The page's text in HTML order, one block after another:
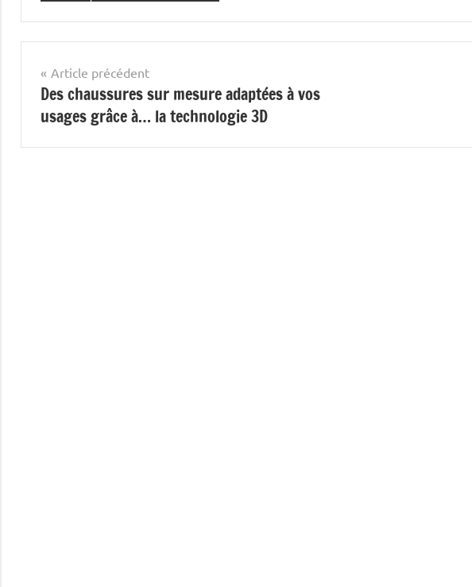
Navigation
de
l’article
Article précédent
Des chaussures sur mesure adaptées à vos
usages grâce à… la technologie 3D